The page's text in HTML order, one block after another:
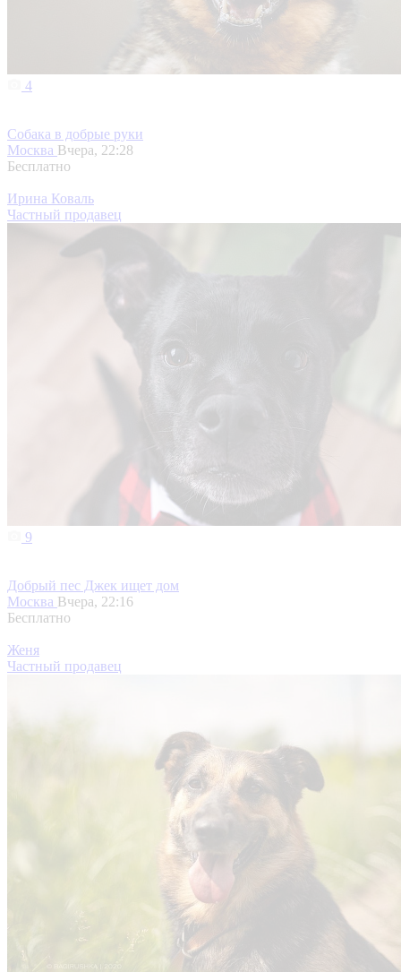
4
Собака в добрые руки
Москва Вчера, 22:28
Бесплатно
Ирина Коваль
Частный продавец
9
Добрый пес Джек ищет дом
Москва Вчера, 22:16
Бесплатно
Женя
Частный продавец